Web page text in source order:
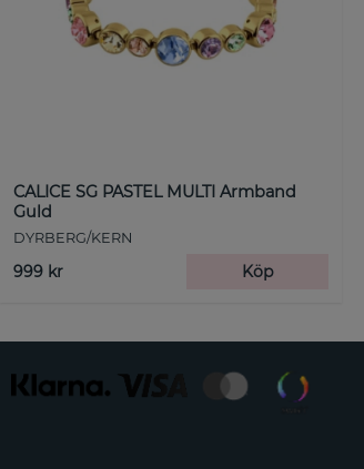
CALICE SG PASTEL MULTI Armband
Guld
DYRBERG/KERN
999 kr Köp